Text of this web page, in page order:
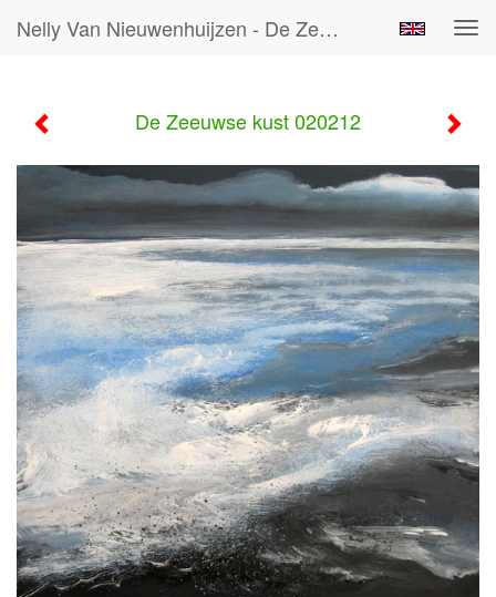
Nelly Van Nieuwenhuijzen - De Zeeuwse Kust 020212
De Zeeuwse kust 020212